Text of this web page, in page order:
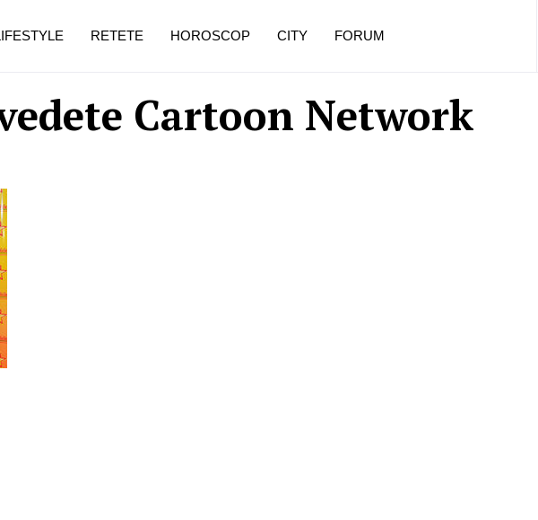
Cartoon Network
RETETE HOROSCOP CITY FORUM
pe măsură ce înaintezi în vârstă